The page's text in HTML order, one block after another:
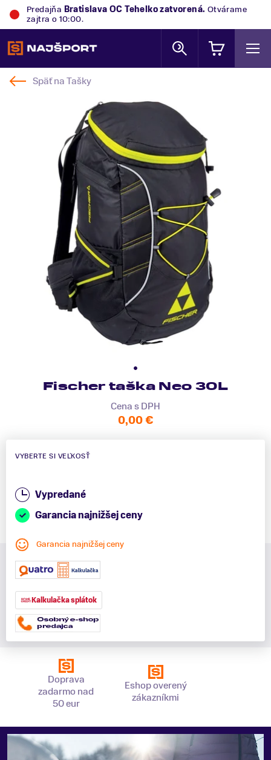
Predajňa Bratislava OC Tehelkozatvorená. Otvárame
zajtra o 10:00.
Späť naTašky
Fischer taška Neo 30L
Cena s DPH
0,00 €
VYBERTE SI VEĽKOSŤ
Vypredané
Garancia najnižšej ceny
Garancia najnižšej ceny
Kalkulačka splátok
Doprava
zadarmo nad
50 eur
Eshop overený
zákazníkmi